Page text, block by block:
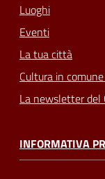
Luoghi
Eventi
La tua città
Cultura in
La newsletter del
INFORMATIVA